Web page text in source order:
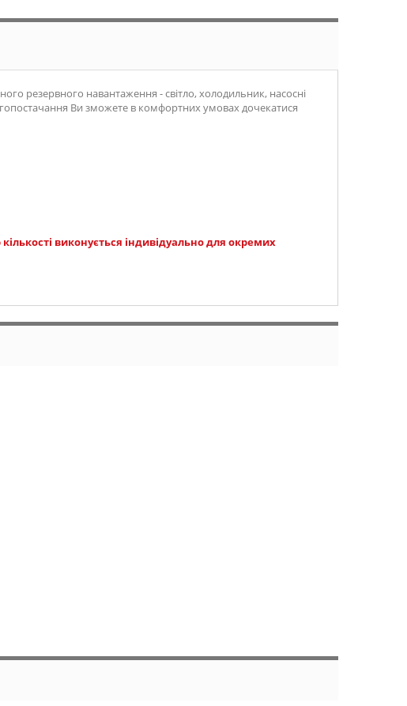
резервного навантаження - світло, холодильник, насосні
Ви зможете в комфортних умовах дочекатися
виконується індивідуально для окремих